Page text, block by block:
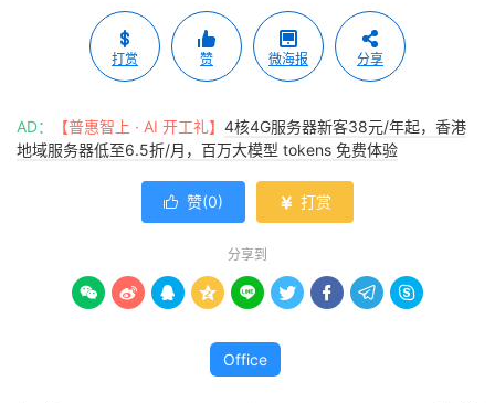
打赏 赞 微海报 分享
AD： 【普惠智上 · AI 开工礼】 4核4G服务器新客38元/年起，香港
地域服务器低至6.5折/月，百万大模型 tokens 免费体验
 赞(0)  打赏
分享到
        
Office